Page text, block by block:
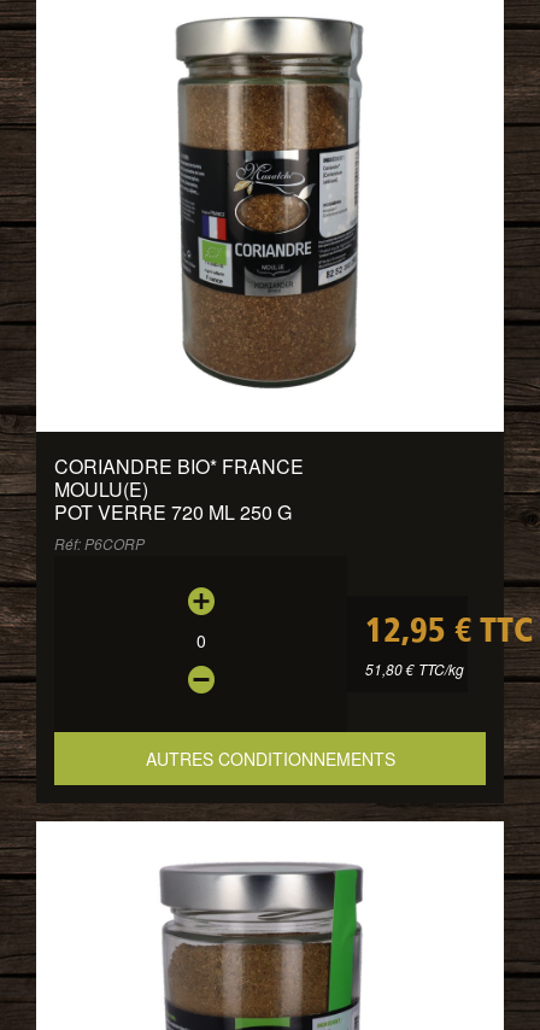
CORIANDRE BIO* FRANCE
MOULU(E)
POT VERRE 720 ML 250 G
Réf: P6CORP
0 12,95 € TTC
51,80 € TTC/kg
AUTRES CONDITIONNEMENTS